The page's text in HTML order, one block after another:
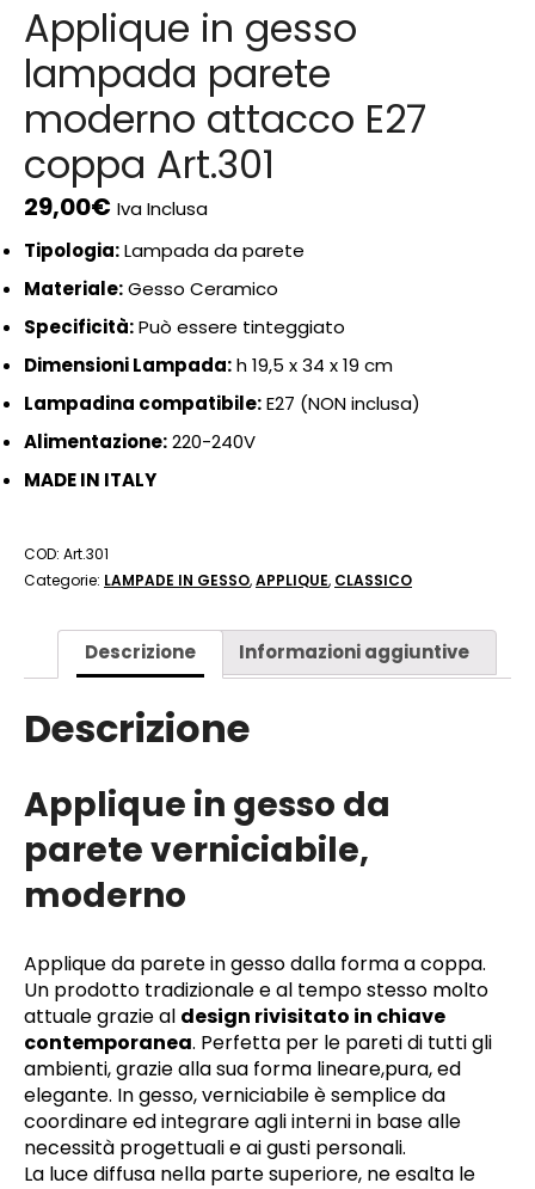
Applique in gesso
lampada parete
moderno attacco E27
coppa Art.301
29,00€ Iva Inclusa
Tipologia:Lampada da parete
Materiale:Gesso Ceramico
Specificità:Può essere tinteggiato
Dimensioni Lampada:h 19,5 x 34 x 19 cm
Lampadina compatibile:E27 (NON inclusa)
Alimentazione:220-240V
MADE IN ITALY
COD: Art.301
Categorie: LAMPADE IN GESSO,APPLIQUE, CLASSICO
Descrizione Informazioni aggiuntive
Descrizione
Applique in gesso da
parete verniciabile,
moderno
Applique da parete in gesso dalla forma a coppa.
Un prodotto tradizionale e al tempo stesso molto
attuale grazie al design rivisitato in chiave
contemporanea. Perfetta per le pareti di tutti gli
ambienti, grazie alla sua forma lineare,pura, ed
elegante. In gesso, verniciabile è semplice da
coordinare ed integrare agli interni in base alle
necessità progettuali e ai gusti personali.
La luce diffusa nella parte superiore, ne esalta le